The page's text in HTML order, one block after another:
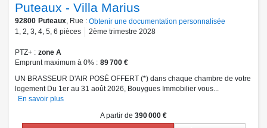
Puteaux - Villa Marius
92800 Puteaux, Rue : Obtenir une documentation personnalisée
1, 2, 3, 4, 5, 6 pièces 2ème trimestre 2028
PTZ+
zone A
Emprunt maximum à 0%
89 700 €
UN BRASSEUR D'AIR POSÉ OFFERT (*) dans chaque chambre de votre
logement Du 1er au 31 août 2026, Bouygues Immobilier vous...
En savoir plus
A partir de 390 000 €